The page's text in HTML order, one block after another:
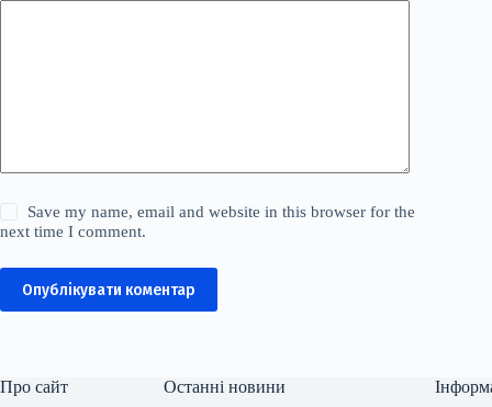
Save my name, email and website in this browser for the
next time I comment.
Опублікувати коментар
Про сайт Останні новини